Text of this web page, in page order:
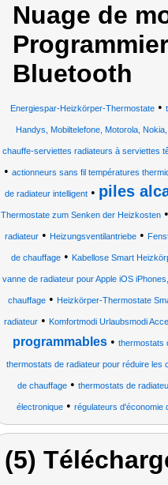
Nuage de
Bluetooth
Energiespar-Heizkörper-Thermostate •
Handys, Mobiltelefone, Motorola,
chauffe-serviettes radiateurs à serviettes
• actionneurs sans fil températures
de radiateur intelligent • piles
Thermostate zum Senken der Heizkosten
radiateur • Heizungsventilantriebe •
de chauffage • Kabellose Smart
vanne de radiateur pour Apple iOS
chauffage• Heizkörper-Thermostate
radiateur • Komfortmodi Urlaubsmodi
programmables• thermostats
thermostats de radiateur pour réduire les
de chauffage • thermostats de
électronique • régulateurs d'économie
(5)